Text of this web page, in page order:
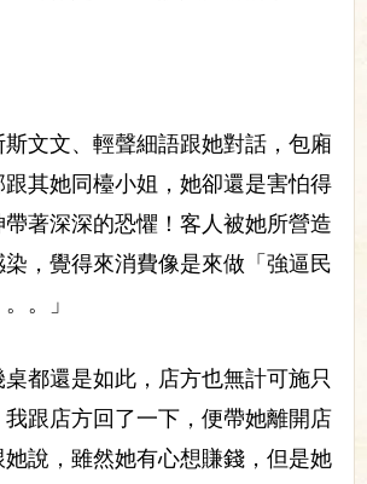
文文、輕聲細語跟她對話，包廂
其她同檯小姐，她卻還是害怕得
著深深的恐懼！客人被她所營造
，覺得來消費像是來做「強逼民
。」
都還是如此，店方也無計可施只
跟店方回了一下，便帶她離開店
說，雖然她有心想賺錢，但是她